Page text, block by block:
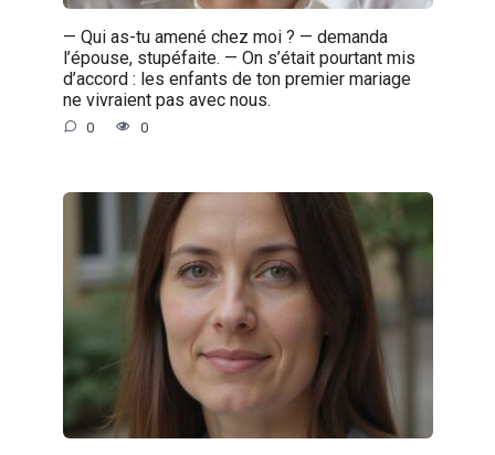
— Qui as-tu amené chez moi ? — demanda
l’épouse, stupéfaite. — On s’était pourtant mis
d’accord : les enfants de ton premier mariage
ne vivraient pas avec nous.
0 0